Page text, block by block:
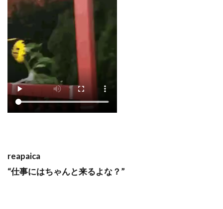
reapaica
“仕事にはちゃんと来るよな？”